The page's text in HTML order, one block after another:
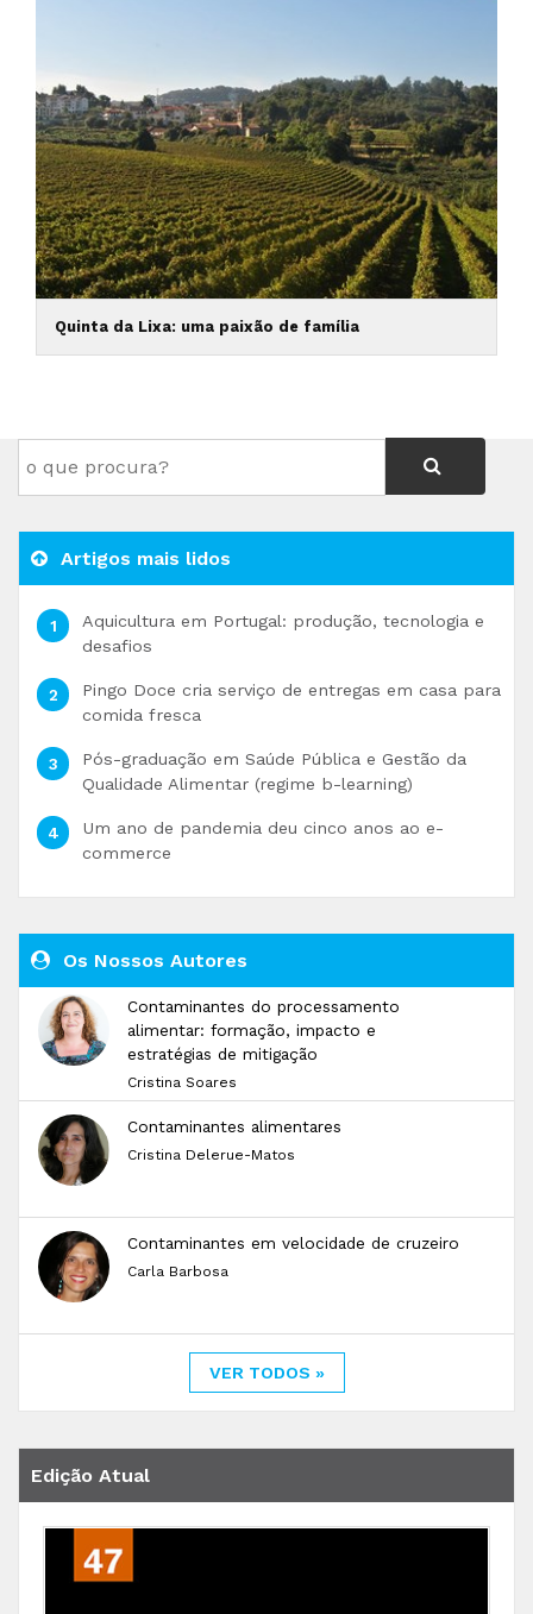
Quinta da Lixa: uma paixão de família
Artigos mais lidos
Aquicultura em Portugal: produção, tecnologia e
desafios
Pingo Doce cria serviço de entregas em casa para
comida fresca
Pós-graduação em Saúde Pública e Gestão da
Qualidade Alimentar (regime b-learning)
Um ano de pandemia deu cinco anos ao e-
commerce
Os Nossos Autores
Contaminantes do processamento
alimentar: formação, impacto e
estratégias de mitigação
Cristina Soares
Contaminantes alimentares
Cristina Delerue-Matos
Contaminantes em velocidade de cruzeiro
Carla Barbosa
VER TODOS »
Edição Atual